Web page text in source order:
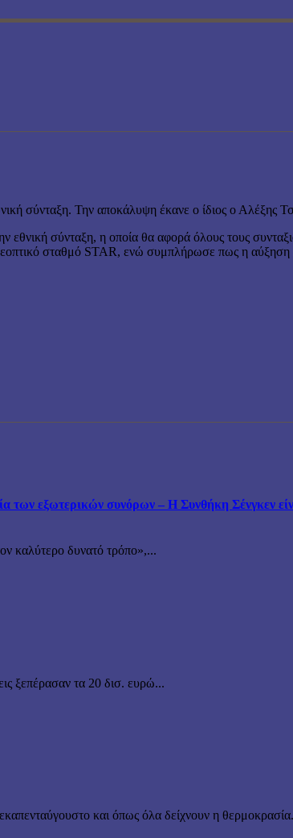
σύνταξη. Την αποκάλυψη έκανε ο ίδιος ο Αλέξης
σύνταξη, η οποία θα αφορά όλους τους
σταθμό STAR, ενώ συμπλήρωσε πως η αύξηση
εξωτερικών συνόρων – Η Συνθήκη Σένγκεν
καλύτερο δυνατό τρόπο»,...
ξεπέρασαν τα 20 δισ. ευρώ...
και όπως όλα δείχνουν η